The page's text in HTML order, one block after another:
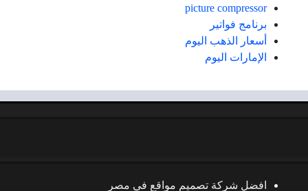
picture compressor
برنامج فواتير
أسعار الذهب اليوم
الإمارات اليوم
افضل شركة تصميم مواقع في مصر